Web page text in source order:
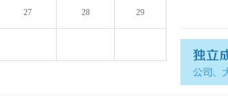
27 28 29